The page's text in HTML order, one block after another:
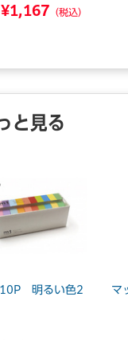
¥1,167 （税込）
と見る
明るい色2 マ